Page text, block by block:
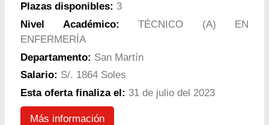
Plazas disponibles: 3
Nivel Académico: TÉCNICO (A) EN
ENFERMERÍA
Departamento: San Martín
Salario: S/. 1864 Soles
Esta oferta finaliza el: 31 de julio del 2023
Más información